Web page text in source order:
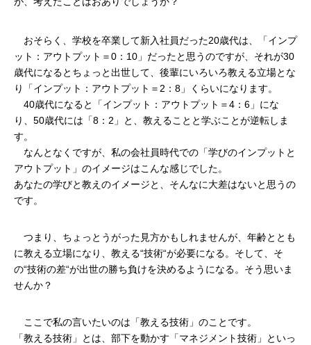
おそらく、学校を卒業して新入社員だった20歳代は、「インプ
ット：アウトプット＝0：10」だったと思うのですが、それが30
歳代になるとちょっと出世して、後輩にいろいろ教える立場とな
り「インプット：アウトプット＝2：8」くらいになります。
40歳代になると「インプット：アウトプット＝4：6」にな
り、50歳代には「8：2」と、教えることと学ぶことが逆転しま
す。
なんとなくですが、私の会社員時代での「学びのインプットと
アウトプット」のイメージはこんな感じでした。
あなたの学びと教えのイメージと、そんなに大差はないと思うの
です。
つまり、ちょっとうがった見方かもしれませんが、年齢ととも
に教える立場になり、教える“技術“が必要になる。そして、そ
の“技術の差“が出世の勝ち負けを決めるようになる。そう思いま
せんか？
ここで私の言いたいのは「教える技術」のことです。
「教える技術」とは、部下を動かす「マネジメント技術」といっ